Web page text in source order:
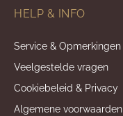
HELP & INFO
Service & Opmerkingen
Veelgestelde vragen
Cookiebeleid & Privacy
Algemene voorwaarden